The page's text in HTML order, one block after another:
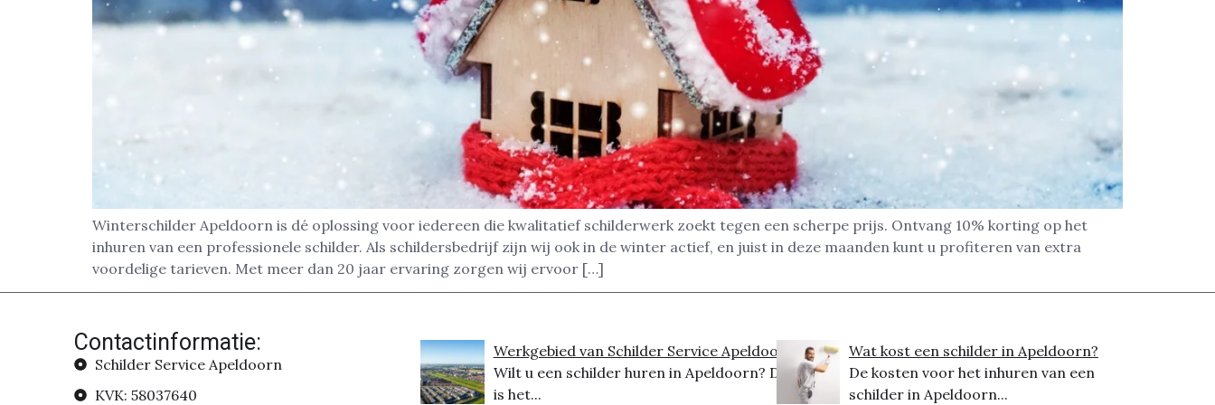
Winterschilder Apeldoorn is dé oplossing voor iedereen die kwalitatief schilderwerk zoekt tegen een scherpe prijs. Ontvang 10% korting op het
inhuren van een professionele schilder. Als schildersbedrijf zijn wij ook in de winter actief, en juist in deze maanden kunt u profiteren van extra
voordelige tarieven. Met meer dan 20 jaar ervaring zorgen wij ervoor […]
Contactinformatie:
Schilder Service Apeldoorn
KVK: 58037640
Werkgebied van Schilder Service Apeldoorn
Wilt u een schilder huren in Apeldoorn? Dit
is het...
Wat kost een schilder in Apeldoorn?
De kosten voor het inhuren van een
schilder in Apeldoorn...